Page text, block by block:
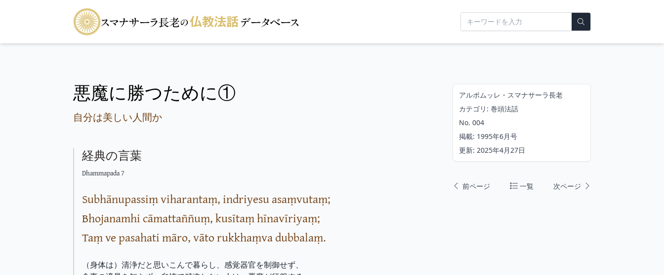
悪魔に勝つために①
自分は美しい人間か
経典の言葉
Dhammapada 7
Subhānupassiṃ viharantaṃ, indriyesu asaṃvutaṃ;
Bhojanamhi cāmattaññuṃ, kusītaṃ hīnavīriyaṃ;
Taṃ ve pasahati māro, vāto rukkhaṃva dubbalaṃ.
（身体は）清浄だと思いこんで暮らし、感覚器官を制御せず、
アルボムッレ・スマナサーラ長老
カテゴリ: 巻頭法話
No. 004
掲載: 1995年6月号
更新: 2025年4月27日
前ページ 一覧 次ページ